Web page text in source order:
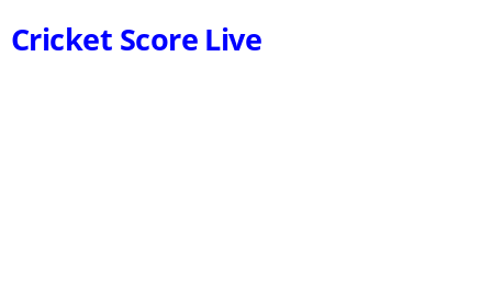
Cricket Score Live